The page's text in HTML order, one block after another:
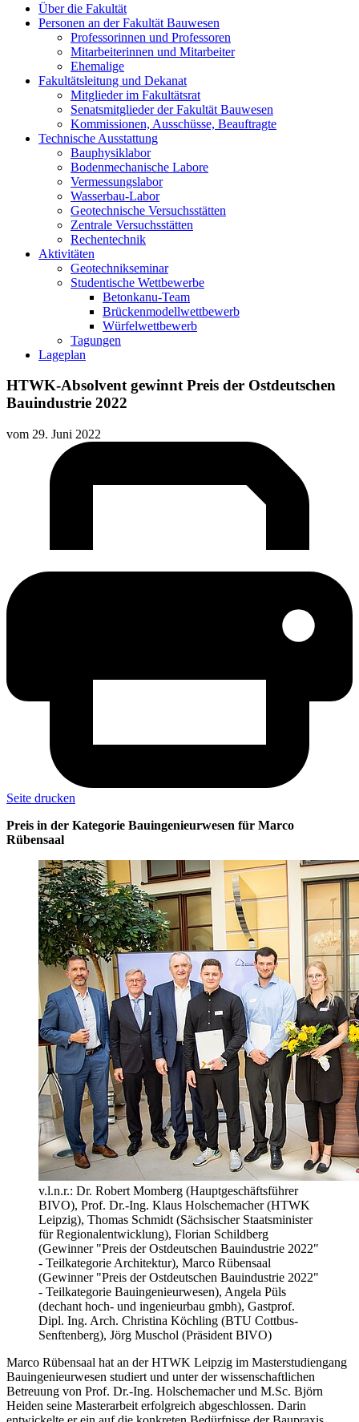
Über die Fakultät
Personen an der Fakultät Bauwesen
Professorinnen und Professoren
Mitarbeiterinnen und Mitarbeiter
Ehemalige
Fakultätsleitung und Dekanat
Mitglieder im Fakultätsrat
Senatsmitglieder der Fakultät Bauwesen
Kommissionen, Ausschüsse, Beauftragte
Technische Ausstattung
Bauphysiklabor
Bodenmechanische Labore
Vermessungslabor
Wasserbau-Labor
Geotechnische Versuchsstätten
Zentrale Versuchsstätten
Rechentechnik
Aktivitäten
Geotechnikseminar
Studentische Wettbewerbe
Betonkanu-Team
Brückenmodellwettbewerb
Würfelwettbewerb
Tagungen
Lageplan
HTWK-Absolvent gewinnt Preis der Ostdeutschen
Bauindustrie 2022
vom 29. Juni 2022
Seite drucken
Preis in der Kategorie Bauingenieurwesen für Marco
Rübensaal
v.l.n.r.: Dr. Robert Momberg (Hauptgeschäftsführer
BIVO), Prof. Dr.-Ing. Klaus Holschemacher (HTWK
Leipzig), Thomas Schmidt (Sächsischer Staatsminister
für Regionalentwicklung), Florian Schildberg
(Gewinner "Preis der Ostdeutschen Bauindustrie 2022"
- Teilkategorie Architektur), Marco Rübensaal
(Gewinner "Preis der Ostdeutschen Bauindustrie 2022"
- Teilkategorie Bauingenieurwesen), Angela Püls
(dechant hoch- und ingenieurbau gmbh), Gastprof.
Dipl. Ing. Arch. Christina Köchling (BTU Cottbus-
Senftenberg), Jörg Muschol (Präsident BIVO)
Marco Rübensaal hat an der HTWK Leipzig im Masterstudiengang
Bauingenieurwesen studiert und unter der wissenschaftlichen
Betreuung von Prof. Dr.-Ing. Holschemacher und M.Sc. Björn
Heiden seine Masterarbeit erfolgreich abgeschlossen. Darin